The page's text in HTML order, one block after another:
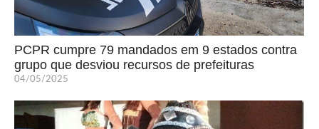
PCPR cumpre 79 mandados em 9 estados contra
grupo que desviou recursos de prefeituras
04/05/2025